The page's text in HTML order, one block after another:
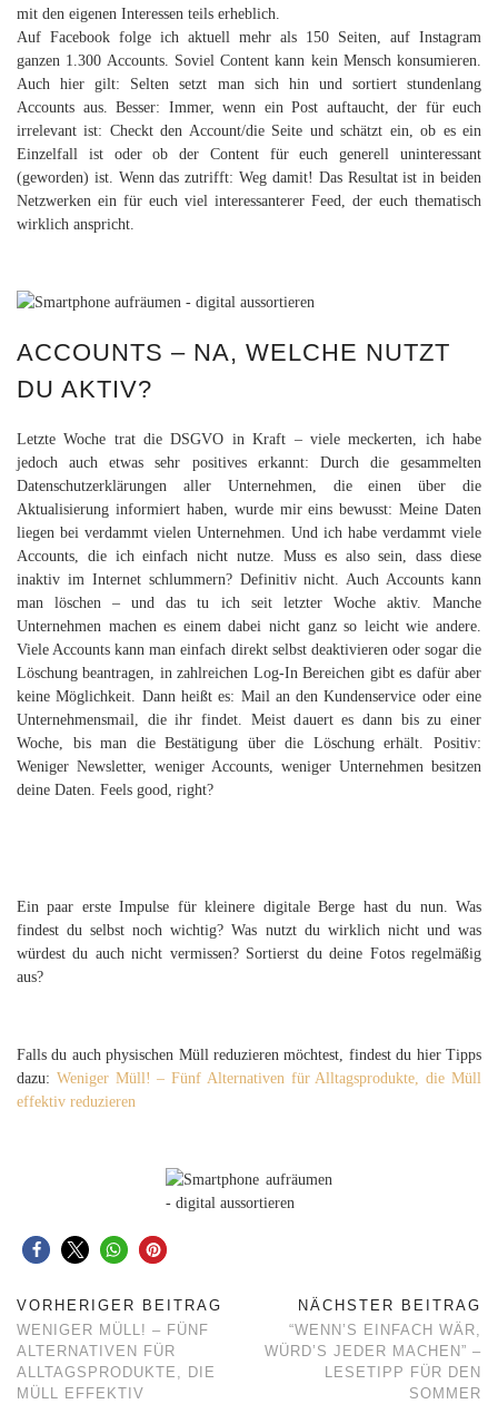
mit den eigenen Interessen teils erheblich.
Auf Facebook folge ich aktuell mehr als 150 Seiten, auf Instagram
ganzen 1.300 Accounts. Soviel Content kann kein Mensch konsumieren.
Auch hier gilt: Selten setzt man sich hin und sortiert stundenlang
Accounts aus. Besser: Immer, wenn ein Post auftaucht, der für euch
irrelevant ist: Checkt den Account/die Seite und schätzt ein, ob es ein
Einzelfall ist oder ob der Content für euch generell uninteressant
(geworden) ist. Wenn das zutrifft: Weg damit! Das Resultat ist in beiden
Netzwerken ein für euch viel interessanterer Feed, der euch thematisch
wirklich anspricht.
ACCOUNTS – NA, WELCHE NUTZT
DU AKTIV?
Letzte Woche trat die DSGVO in Kraft – viele meckerten, ich habe
jedoch auch etwas sehr positives erkannt: Durch die gesammelten
Datenschutzerklärungen aller Unternehmen, die einen über die
Aktualisierung informiert haben, wurde mir eins bewusst: Meine Daten
liegen bei verdammt vielen Unternehmen. Und ich habe verdammt viele
Accounts, die ich einfach nicht nutze. Muss es also sein, dass diese
inaktiv im Internet schlummern? Definitiv nicht. Auch Accounts kann
man löschen – und das tu ich seit letzter Woche aktiv. Manche
Unternehmen machen es einem dabei nicht ganz so leicht wie andere.
Viele Accounts kann man einfach direkt selbst deaktivieren oder sogar die
Löschung beantragen, in zahlreichen Log-In Bereichen gibt es dafür aber
keine Möglichkeit. Dann heißt es: Mail an den Kundenservice oder eine
Unternehmensmail, die ihr findet. Meist dauert es dann bis zu einer
Woche, bis man die Bestätigung über die Löschung erhält. Positiv:
Weniger Newsletter, weniger Accounts, weniger Unternehmen besitzen
deine Daten. Feels good, right?
Ein paar erste Impulse für kleinere digitale Berge hast du nun. Was
findest du selbst noch wichtig? Was nutzt du wirklich nicht und was
würdest du auch nicht vermissen? Sortierst du deine Fotos regelmäßig
aus?
Falls du auch physischen Müll reduzieren möchtest, findest du hier Tipps
dazu: Weniger Müll! – Fünf Alternativen für Alltagsprodukte, die Müll
effektiv reduzieren
VORHERIGER BEITRAG
WENIGER MÜLL! – FÜNF
ALTERNATIVEN FÜR
ALLTAGSPRODUKTE, DIE
MÜLL EFFEKTIV
NÄCHSTER BEITRAG
“WENN’S EINFACH WÄR,
WÜRD’S JEDER MACHEN” –
LESETIPP FÜR DEN
SOMMER